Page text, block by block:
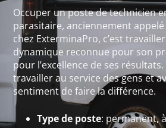
Occuper un poste de technicien
parasitaire, anciennement
chez ExterminaPro, c’est
dynamique reconnue pour son
pour l’excellence de ses résultats.
travailler au service des gens et
sentiment de faire la différence.
Type de poste: permanent,